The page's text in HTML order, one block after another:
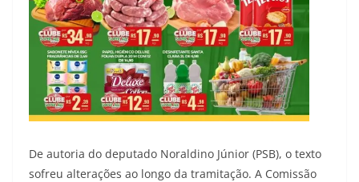
De autoria do deputado Noraldino Júnior (PSB), o texto
sofreu alterações ao longo da tramitação. A Comissão